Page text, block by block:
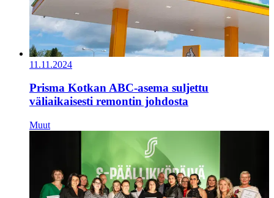
11.11.2024
Prisma Kotkan ABC-asema suljettu
väliaikaisesti remontin johdosta
Muut